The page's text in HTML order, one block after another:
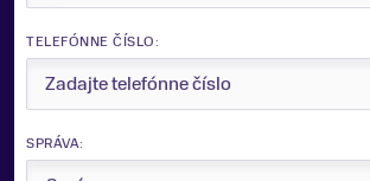
ZNAČKA
Oakley
Zobraziť menej
TELEFÓNNE ČÍSLO:
SPRÁVA: